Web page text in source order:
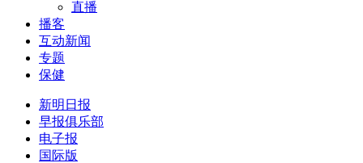
直播
播客
互动新闻
专题
保健
新明日报
早报俱乐部
电子报
国际版